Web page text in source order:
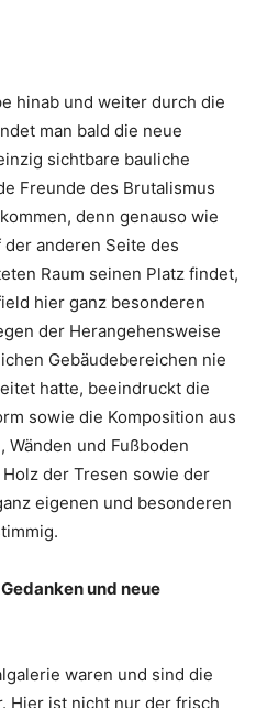
hinab und weiter durch die
man bald die neue
sichtbare bauliche
Freunde des Brutalismus
denn genauso wie
anderen Seite des
Raum seinen Platz findet,
hier ganz besonderen
der Herangehensweise
Gebäudebereichen nie
hatte, beeindruckt die
sowie die Komposition aus
Wänden und Fußboden
der Tresen sowie der
eigenen und besonderen
und neue
waren und sind die
Hier ist nicht nur der frisch